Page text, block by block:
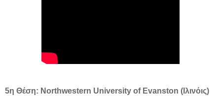
5η Θέση: Northwestern University of Evanston (Ιλινόις)